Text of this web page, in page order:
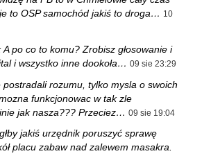
to OSP samochód jakiś to droga… 10
A po co to komu? Zrobisz głosowanie i
i wszystko inne dookoła… 09 sie 23:29
postradali rozumu, tylko mysla o swoich
funkcjonowac w tak zle
jak nasza??? Przeciez… 09 sie 19:04
jakiś urzędnik poruszyć sprawę
placu zabaw nad zalewem masakra.